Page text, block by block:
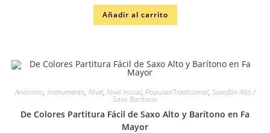
Añadir al carrito
Anónimo, Instrumento, Nivel, Nivel Inicial, Popular/Tradicional, Saxofón Alto /
Saxo Barítono
De Colores Partitura Fácil de Saxo Alto y Barítono en Fa
Mayor